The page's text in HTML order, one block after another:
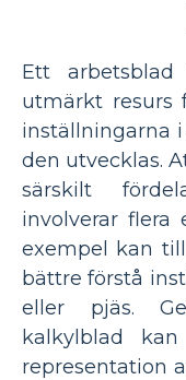
Ett
utmärkt resurs
inställningarna
den utvecklas.
särskilt
involverar flera
exempel kan
bättre förstå
eller pjäs.
kalkylblad
representation